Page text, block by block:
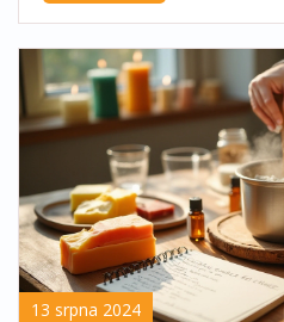
13 srpna 2024